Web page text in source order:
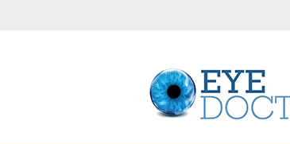
EYE
DOCTOR